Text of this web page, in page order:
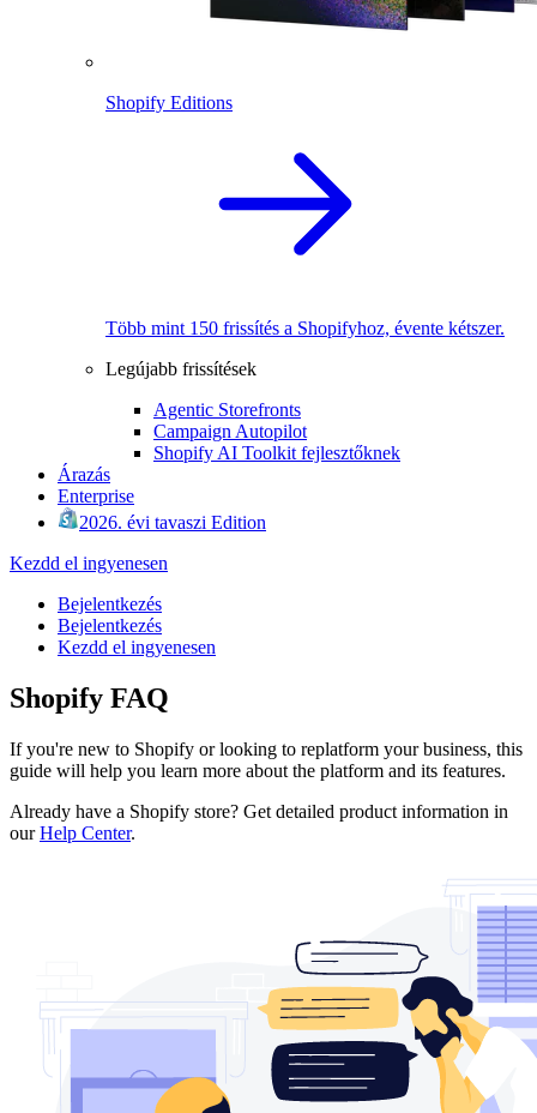
Shopify Editions
Több mint 150 frissítés a Shopifyhoz, évente kétszer.
Legújabb frissítések
Agentic Storefronts
Campaign Autopilot
Shopify AI Toolkit fejlesztőknek
Árazás
Enterprise
2026. évi tavaszi Edition
Kezdd el ingyenesen
Bejelentkezés
Bejelentkezés
Kezdd el ingyenesen
Shopify FAQ
If you're new to Shopify or looking to replatform your business, this
guide will help you learn more about the platform and its features.
Already have a Shopify store? Get detailed product information in
ourHelp Center.